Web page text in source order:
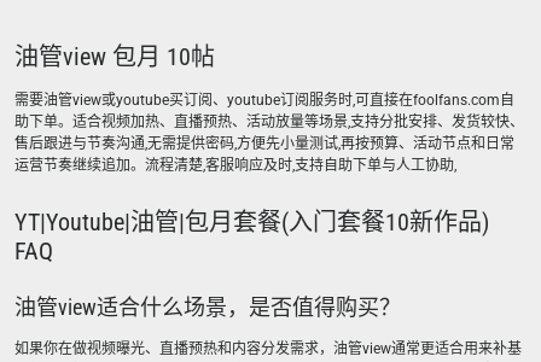
油管view 包月 10帖
需要油管view或youtube买订阅、youtube订阅服务时,可直接在foolfans.com自
助下单。适合视频加热、直播预热、活动放量等场景,支持分批安排、发货较快、
售后跟进与节奏沟通,无需提供密码,方便先小量测试,再按预算、活动节点和日常
运营节奏继续追加。流程清楚,客服响应及时,支持自助下单与人工协助,
YT|Youtube|油管|包月套餐(入门套餐10新作品)
FAQ
油管view适合什么场景，是否值得购买？
如果你在做视频曝光、直播预热和内容分发需求，油管view通常更适合用来补基